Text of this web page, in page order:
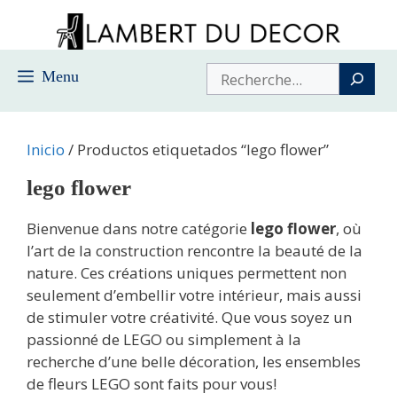
contenido
Menu Buscar
Inicio / Productos etiquetados “lego flower”
lego flower
Bienvenue dans notre catégorie lego flower, où
l’art de la construction rencontre la beauté de la
nature. Ces créations uniques permettent non
seulement d’embellir votre intérieur, mais aussi
de stimuler votre créativité. Que vous soyez un
passionné de LEGO ou simplement à la
recherche d’une belle décoration, les ensembles
de fleurs LEGO sont faits pour vous!